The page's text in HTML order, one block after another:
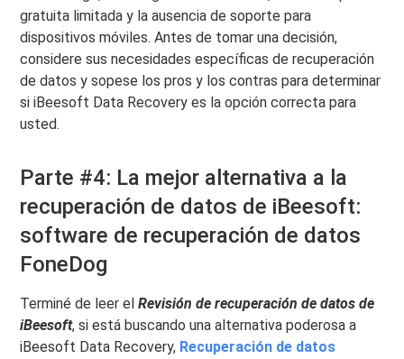
gratuita limitada y la ausencia de soporte para
dispositivos móviles. Antes de tomar una decisión,
considere sus necesidades específicas de recuperación
de datos y sopese los pros y los contras para determinar
si iBeesoft Data Recovery es la opción correcta para
usted.
Parte #4: La mejor alternativa a la
recuperación de datos de iBeesoft:
software de recuperación de datos
FoneDog
Terminé de leer elRevisión de recuperación de datos de
iBeesoft, si está buscando una alternativa poderosa a
iBeesoft Data Recovery, Recuperación de datos